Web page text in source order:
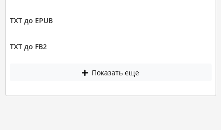
TXT до EPUB
TXT до FB2
Показать еще